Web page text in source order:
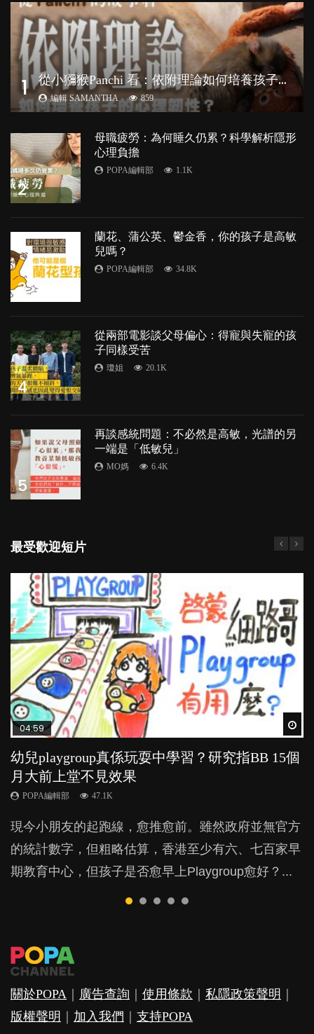
1 從
小獼猴Panchi 看：依附理論如何培養孩子心理韌性？
編輯 SAMANTHA 859
2
母職疲勞：為何睡久仍累？科學解析隱形
心理負擔
POPA編輯部 1.1K
3
蘭花、蒲公英、鬱金香，你的孩子是高敏
兒嗎？
POPA編輯部 34.8K
4
從兩部電影談父母偏心：得寵與失寵的孩
子同樣受苦
瓊姐 20.1K
5
再談感統問題：不必然是高敏，光譜的另
一端是「低敏兒」
MO媽 6.4K
最受歡迎短片
04:59
幼兒playgroup真係玩耍中學習？研究指BB 15個
月大前上堂不見效果
POPA編輯部 47.1K
現今小朋友的起跑線，愈推愈前。雖然政府並無官方
的統計數字，但粗略估算，香港至少有六、七百家早
期教育中心，但孩子是否愈早上Playgroup愈好？...
03:39
幼稚園遊戲課 如何刺激幼兒自發學習取代獎勵
與懲罰？
POPA編輯部 33.1K
由美國學者所創的 tools of the mind 課程，學生以遊
戲方式學習，學術能力和自制能力亦明顯比其他小朋
友優勝，到底這課程有何特別之處？...
03:02
老公患產後憂鬱症對BB的影響
POPA編輯部 15.9K
鬱，影響日常生活，嚴重的甚至會有自殺，或傷害小
朋友的念頭。但為何爸爸患上產後抑鬱往往難以察
覺？...
04:06
全職好？在職好？｜全職媽媽與在職媽媽的壓
力與價值
POPA編輯部 25.8K
許多媽媽心底可能都有一刻掙扎過：究竟全職好，還
是在職好。雖說每個家庭都有自己的獨特狀況和考慮
因素，但原來全職和在職媽媽所養育的子女其實都各
03:41
BB口腔期乜都放入口，父母該制止還是放手？
POPA編輯部 25.5K
成吮手指的習慣，大個就很難戒，但原來一刀切阻止
他們放東西入口，隨時會影響孩子的身心發展？...
關於POPA 廣告查詢 使用條款 私隱政策聲明
版權聲明
加入我們
支持POPA